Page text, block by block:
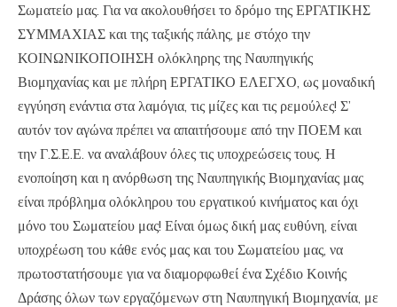
Σωματείο μας. Για να ακολουθήσει το δρόμο της ΕΡΓΑΤΙΚΗΣ
ΣΥΜΜΑΧΙΑΣ και της ταξικής πάλης, με στόχο την
ΚΟΙΝΩΝΙΚΟΠΟΙΗΣΗ ολόκληρης της Ναυπηγικής
Βιομηχανίας και με πλήρη ΕΡΓΑΤΙΚΟ ΕΛΕΓΧΟ, ως μοναδική
εγγύηση ενάντια στα λαμόγια, τις μίζες και τις ρεμούλες! Σ’
αυτόν τον αγώνα πρέπει να απαιτήσουμε από την ΠΟΕΜ και
την Γ.Σ.Ε.Ε. να αναλάβουν όλες τις υποχρεώσεις τους. Η
ενοποίηση και η ανόρθωση της Ναυπηγικής Βιομηχανίας μας
είναι πρόβλημα ολόκληρου του εργατικού κινήματος και όχι
μόνο του Σωματείου μας! Είναι όμως δική μας ευθύνη, είναι
υποχρέωση του κάθε ενός μας και του Σωματείου μας, να
πρωτοστατήσουμε για να διαμορφωθεί ένα Σχέδιο Κοινής
Δράσης όλων των εργαζόμενων στη Ναυπηγική Βιομηχανία, με